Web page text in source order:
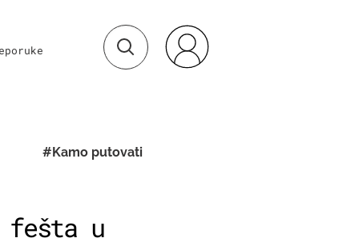
#Kamo putovati
fešta u